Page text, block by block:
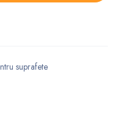
suprafete